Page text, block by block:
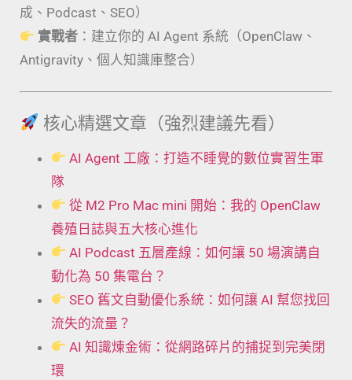
成、Podcast、SEO）
實戰者 ：建立你的 AI Agent 系統（OpenClaw、
Antigravity、個人知識庫整合）
核心精選文章（強烈建議先看）
AI Agent 工廠：打造不睡覺的數位實習生軍
隊
從 M2 Pro Mac mini 開始：我的 OpenClaw
養殖日誌與五大核心進化
AI Podcast 五層產線：如何讓 50 場演講自
動化為 50 集電台？
SEO 舊文自動優化系統：如何讓 AI 幫您找回
流失的流量？
AI 知識煉金術：從網路碎片的捕捉到完美閉
環